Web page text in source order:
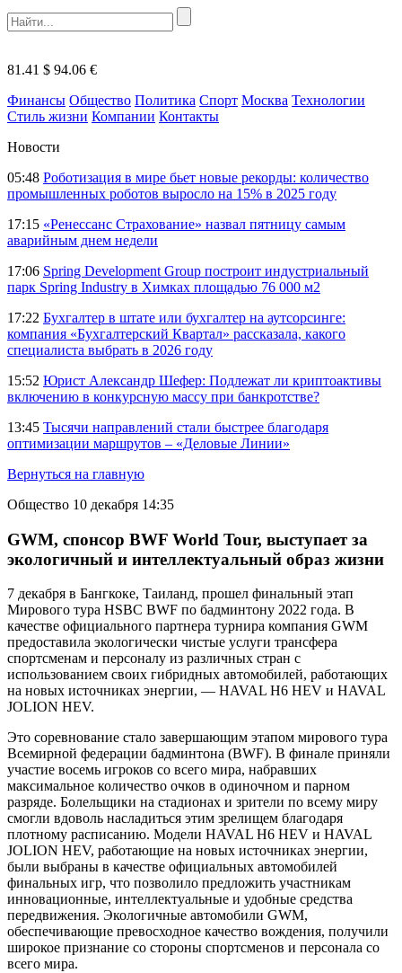
81.41 $ 94.06 €
Финансы Общество Политика Спорт Москва Технологии
Стиль жизни Компании Контакты
Новости
05:48 Роботизация в мире бьет новые рекорды: количество
промышленных роботов выросло на 15% в 2025 году
17:15 «Ренессанс Страхование» назвал пятницу самым
аварийным днем недели
17:06 Spring Development Group построит индустриальный
парк Spring Industry в Химках площадью 76 000 м2
17:22 Бухгалтер в штате или бухгалтер на аутсорсинге:
компания «Бухгалтерский Квартал» рассказала, какого
специалиста выбрать в 2026 году
15:52 Юрист Александр Шефер: Подлежат ли криптоактивы
включению в конкурсную массу при банкротстве?
13:45 Тысячи направлений стали быстрее благодаря
оптимизации маршрутов – «Деловые Линии»
Вернуться на главную
Общество 10 декабря 14:35
GWM, спонсор BWF World Tour, выступает за
экологичный и интеллектуальный образ жизни
7 декабря в Бангкоке, Таиланд, прошел финальный этап
Мирового тура HSBC BWF по бадминтону 2022 года. В
качестве официального партнера турнира компания GWM
предоставила экологически чистые услуги трансфера
спортсменам и персоналу из различных стран с
использованием своих гибридных автомобилей, работающих
на новых источниках энергии, — HAVAL H6 HEV и HAVAL
JOLION HEV.
Это соревнование стало завершающим этапом мирового тура
Всемирной федерации бадминтона (BWF). В финале приняли
участие восемь игроков со всего мира, набравших
максимальное количество очков в одиночном и парном
разряде. Болельщики на стадионах и зрители по всему миру
смогли вдоволь насладиться этим зрелищем благодаря
плотному расписанию. Модели HAVAL H6 HEV и HAVAL
JOLION HEV, работающие на новых источниках энергии,
были выбраны в качестве официальных автомобилей
финальных игр, что позволило предложить участникам
инновационные, интеллектуальные и удобные средства
передвижения. Экологичные автомобили GWM,
обеспечивающие превосходное качество вождения, получили
широкое признание со стороны спортсменов и персонала со
всего мира.